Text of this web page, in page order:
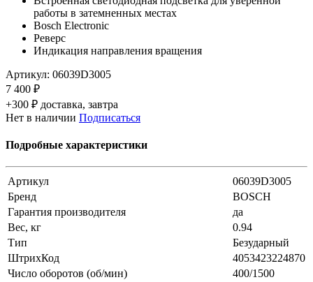
работы в затемненных местах
Bosch Electronic
Реверс
Индикация направления вращения
Артикул: 06039D3005
7 400 ₽
+300 ₽ доставка, завтра
Нет в наличии Подписаться
Подробные характеристики
Артикул
06039D3005
Бренд
BOSCH
Гарантия производителя
да
Вес, кг
0.94
Тип
Безударный
ШтрихКод
4053423224870
Число оборотов (об/мин)
400/1500